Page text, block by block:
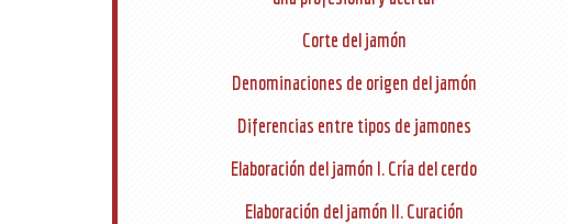
Corte del jamón
Denominaciones de origen del jamón
Diferencias entre tipos de jamones
Elaboración del jamón I. Cría del cerdo
Elaboración del jamón II. Curación